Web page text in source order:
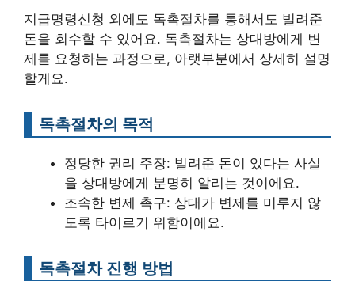
지급명령신청 외에도 독촉절차를 통해서도 빌려준
돈을 회수할 수 있어요. 독촉절차는 상대방에게 변
제를 요청하는 과정으로, 아랫부분에서 상세히 설명
할게요.
독촉절차의 목적
정당한 권리 주장: 빌려준 돈이 있다는 사실
을 상대방에게 분명히 알리는 것이에요.
조속한 변제 촉구: 상대가 변제를 미루지 않
도록 타이르기 위함이에요.
독촉절차 진행 방법